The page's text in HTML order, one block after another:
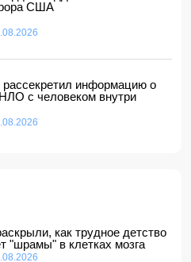
жара до 41 градуса —
конфликт, связанный
море 16-летнего юноши
в Харьковской
США
рассекретил информацию о
с человеком внутри
как трудное детство
"шрамы" в клетках мозга